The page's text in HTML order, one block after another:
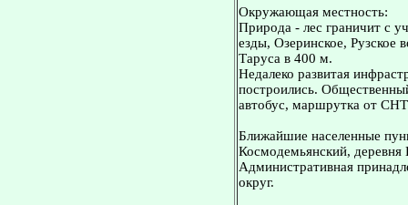
Окружающая местность:
Природа - лес граничит с
езды, Озеринское, Рузское
Таруса в 400 м.
Недалеко развитая
построились.
автобус, маршрутка от
Ближайшие населенные
Космодемьянский, деревня
Административная
округ.